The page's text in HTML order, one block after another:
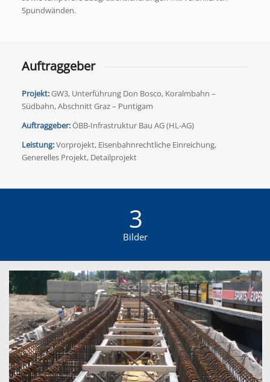
Spundwänden.
Auftraggeber
Projekt:GW3, Unterführung Don Bosco, Koralmbahn –
Südbahn, Abschnitt Graz – Puntigam
Auftraggeber:ÖBB-Infrastruktur Bau AG (HL-AG)
Leistung:Vorprojekt, Eisenbahnrechtliche Einreichung,
Generelles Projekt, Detailprojekt
3
Bilder